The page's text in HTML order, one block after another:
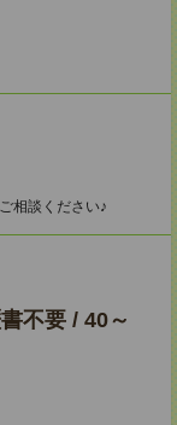
相談ください♪
不要 / 40～